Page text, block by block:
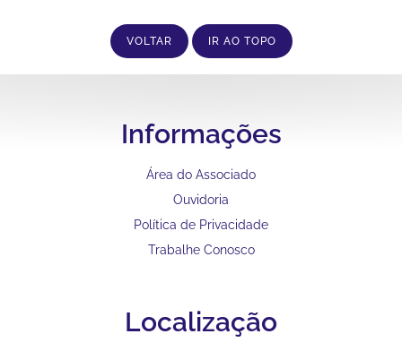
VOLTAR IR AO TOPO
Informações
Área do Associado
Ouvidoria
Política de Privacidade
Trabalhe Conosco
Localização